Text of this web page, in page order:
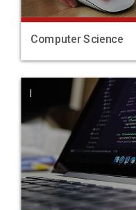
Computer Science
|